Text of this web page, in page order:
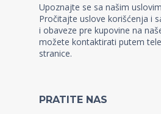
Upoznajte se sa našim
Pročitajte uslove korišćenja i
i obaveze pre kupovine na
možete kontaktirati putem
stranice.
PRATITE NAS